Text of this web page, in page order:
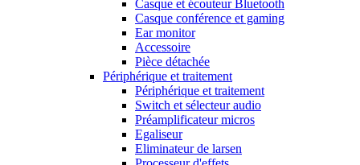
Casque et écouteur Bluetooth
Casque conférence et gaming
Ear monitor
Accessoire
Pièce détachée
Périphérique et traitement
Périphérique et traitement
Switch et sélecteur audio
Préamplificateur micros
Egaliseur
Eliminateur de larsen